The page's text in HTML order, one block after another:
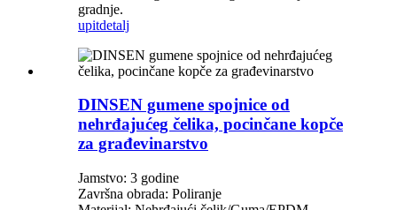
gradnje.
upitdetalj
DINSEN gumene spojnice od
nehrđajućeg čelika, pocinčane kopče
za građevinarstvo
Jamstvo: 3 godine
Završna obrada: Poliranje